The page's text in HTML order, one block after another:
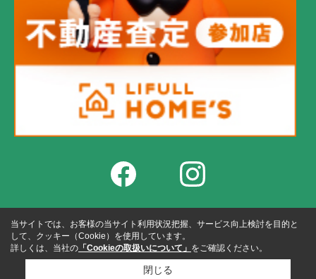
当サイトでは、お客様の当サイト利用状況把握、サービス向上検討を目的と
して、クッキー（Cookie）を使用しています。
詳しくは、当社の 「Cookieの取扱いについて」 をご確認ください。
閉じる